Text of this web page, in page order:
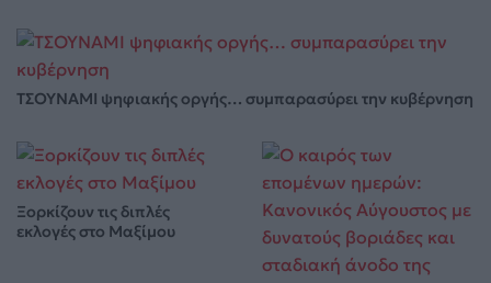
ΤΣΟΥΝΑΜΙ ψηφιακής οργής… συμπαρασύρει την κυβέρνηση
Ξορκίζουν τις διπλές
εκλογές στο Μαξίμου